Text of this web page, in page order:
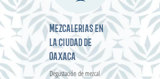
Mezcalerias en
la ciudad de
Oaxaca
Degustación de mezcal